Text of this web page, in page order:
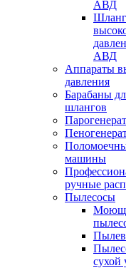
АВД
АВД
Аппараты
давления
Барабаны
шлангов
машины
ручные
Пылесосы
сухой